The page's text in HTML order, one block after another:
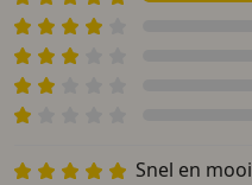
Snel en mooi